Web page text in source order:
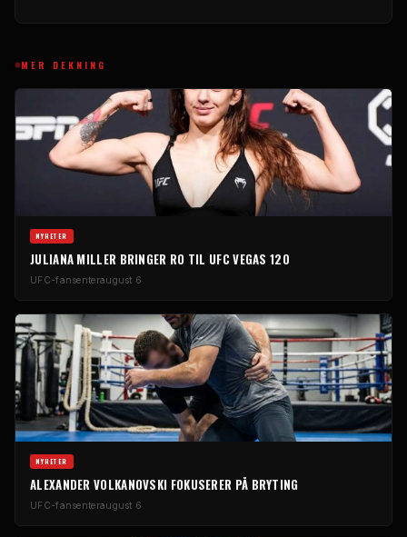
MER DEKNING
NYHETER
JULIANA MILLER BRINGER RO TIL UFC VEGAS 120
UFC-fansenteraugust 6
NYHETER
ALEXANDER VOLKANOVSKI FOKUSERER PÅ BRYTING
UFC-fansenteraugust 6